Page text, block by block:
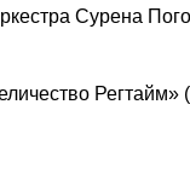
Сурена
Регтайм»